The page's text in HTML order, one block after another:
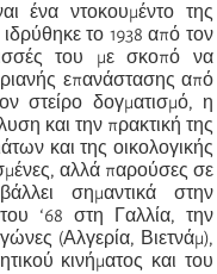
ένα ντοκουμέντο της
το 1938 από τον
του με σκοπό να
επανάστασης από
στείρο δογματισμό, η
και την πρακτική της
και της οικολογικής
αλλά παρούσες σε
σημαντικά στην
‘68 στη Γαλλία, την
(Αλγερία, Βιετνάμ),
κινήματος και του